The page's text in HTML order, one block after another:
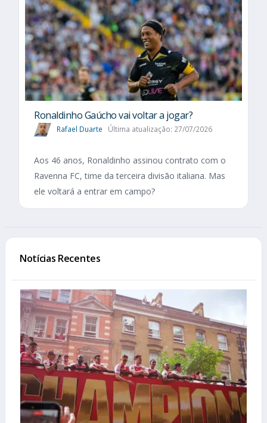
Ronaldinho Gaúcho vai voltar a jogar?
Rafael Duarte Última atualização: 27/07/2026
Aos 46 anos, Ronaldinho assinou contrato com o
Ravenna FC, time da terceira divisão italiana. Mas
ele voltará a entrar em campo?
Notícias Recentes